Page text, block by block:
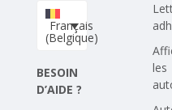
Téléchargez votre
Corona Covid-19
Français
(Belgique)
BESOIN
D’AIDE ?
les